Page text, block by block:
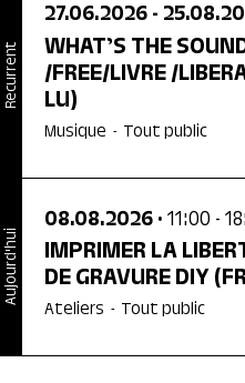
Recurrent
27.06.2026-
WHAT’S THE
/FREE/LIVRE /
LU)
Musique - Tout public
Aujourd'hui
08.08.2026• 11:00 -
IMPRIMER LA
DE GRAVURE DIY
Ateliers - Tout public